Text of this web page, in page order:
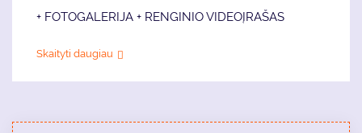
+ FOTOGALERIJA + RENGINIO VIDEOĮRAŠAS
Skaityti daugiau